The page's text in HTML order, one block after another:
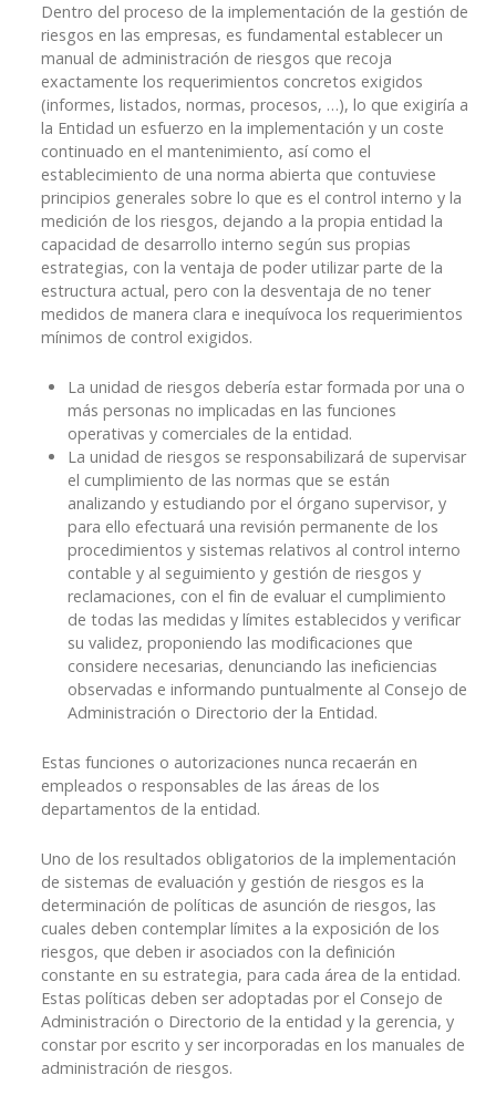
Dentro del proceso de la implementación de la gestión de
riesgos en las empresas, es fundamental establecer un
manual de administración de riesgos que recoja
exactamente los requerimientos concretos exigidos
(informes, listados, normas, procesos, …), lo que exigiría a
la Entidad un esfuerzo en la implementación y un coste
continuado en el mantenimiento, así como el
establecimiento de una norma abierta que contuviese
principios generales sobre lo que es el control interno y la
medición de los riesgos, dejando a la propia entidad la
capacidad de desarrollo interno según sus propias
estrategias, con la ventaja de poder utilizar parte de la
estructura actual, pero con la desventaja de no tener
medidos de manera clara e inequívoca los requerimientos
mínimos de control exigidos.
La unidad de riesgos debería estar formada por una o
más personas no implicadas en las funciones
operativas y comerciales de la entidad.
La unidad de riesgos se responsabilizará de supervisar
el cumplimiento de las normas que se están
analizando y estudiando por el órgano supervisor, y
para ello efectuará una revisión permanente de los
procedimientos y sistemas relativos al control interno
contable y al seguimiento y gestión de riesgos y
reclamaciones, con el fin de evaluar el cumplimiento
de todas las medidas y límites establecidos y verificar
su validez, proponiendo las modificaciones que
considere necesarias, denunciando las ineficiencias
observadas e informando puntualmente al Consejo de
Administración o Directorio der la Entidad.
Estas funciones o autorizaciones nunca recaerán en
empleados o responsables de las áreas de los
departamentos de la entidad.
Uno de los resultados obligatorios de la implementación
de sistemas de evaluación y gestión de riesgos es la
determinación de políticas de asunción de riesgos, las
cuales deben contemplar límites a la exposición de los
riesgos, que deben ir asociados con la definición
constante en su estrategia, para cada área de la entidad.
Estas políticas deben ser adoptadas por el Consejo de
Administración o Directorio de la entidad y la gerencia, y
constar por escrito y ser incorporadas en los manuales de
administración de riesgos.